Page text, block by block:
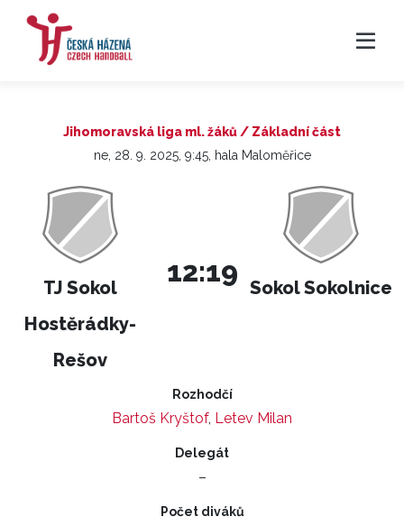
Jihomoravská liga ml. žáků / Základní část
ne, 28. 9. 2025, 9:45, hala Maloměřice
TJ Sokol
Hostěrádky-
Rešov
12:19 Sokol Sokolnice
Rozhodčí
Bartoš Kryštof, Letev Milan
Delegát
–
Počet diváků